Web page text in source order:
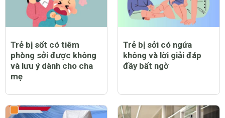
Trẻ bị sốt có tiêm
phòng sởi được không
và lưu ý dành cho cha
mẹ
Trẻ bị sởi có ngứa
không và lời giải đáp
đầy bất ngờ